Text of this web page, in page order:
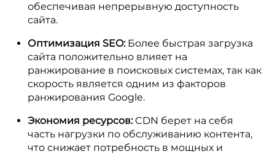
обеспечивая непрерывную доступность
сайта.
Оптимизация SEO:Более быстрая загрузка
сайта положительно влияет на
ранжирование в поисковых системах, так как
скорость является одним из факторов
ранжирования Google.
Экономия ресурсов:CDN берет на себя
часть нагрузки по обслуживанию контента,
что снижает потребность в мощных и